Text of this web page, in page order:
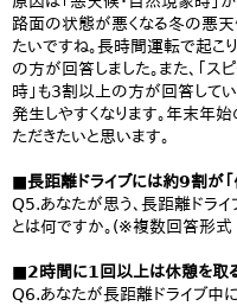
路面の状態が悪くなる冬の悪
たいですね。長時間運転で起こ
の方が回答しました。また、「ス
時」も3割以上の方が回答して
発生しやすくなります。年末年
ただきたいと思います。
■長距離ドライブには約9割が「
Q5.あなたが思う、長距離ドラ
とは何ですか。(※複数回答形
■2時間に1回以上は休憩を取
Q6.あなたが長距離ドライブ中